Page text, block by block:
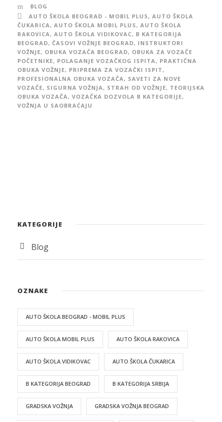
BLOG
AUTO ŠKOLA BEOGRAD - MOBIL PLUS , AUTO ŠKOLA
ČUKARICA , AUTO ŠKOLA MOBIL PLUS , AUTO ŠKOLA
RAKOVICA , AUTO ŠKOLA VIDIKOVAC, B KATEGORIJA
BEOGRAD, ČASOVI VOŽNJE BEOGRAD, INSTRUKTORI
VOŽNJE, OBUKA VOZAČA BEOGRAD, OBUKA ZA VOZAČE
POČETNIKE, POLAGANJE VOZAČKOG ISPITA , PRAKTIČNA
OBUKA VOŽNJE, PRIPREMA ZA VOZAČKI ISPIT ,
PROFESIONALNA OBUKA VOZAČA , SAVETI ZA NOVE
VOZAČE, SIGURNA VOŽNJA , STRAH OD VOŽNJE, TEORIJSKA
OBUKA VOZAČA , VOZAČKA DOZVOLA B KATEGORIJE,
VOŽNJA U SAOBRAĆAJU
KATEGORIJE
Blog
OZNAKE
AUTO ŠKOLA BEOGRAD - MOBIL PLUS
AUTO ŠKOLA MOBIL PLUS AUTO ŠKOLA RAKOVICA
AUTO ŠKOLA VIDIKOVAC AUTO ŠKOLA ČUKARICA
B KATEGORIJA BEOGRAD B KATEGORIJA SRBIJA
GRADSKA VOŽNJA GRADSKA VOŽNJA BEOGRAD